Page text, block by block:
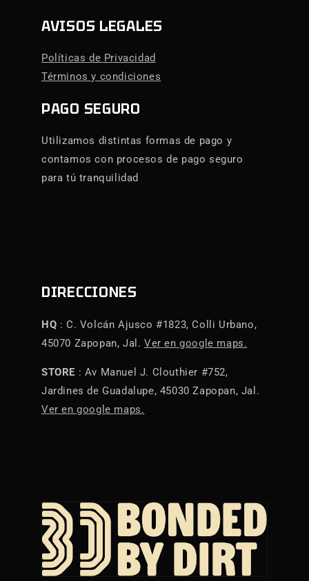
AVISOS LEGALES
Políticas de Privacidad
Términos y condiciones
PAGO SEGURO
Utilizamos distintas formas de pago y
contamos con procesos de pago seguro
para tú tranquilidad
DIRECCIONES
HQ : C. Volcán Ajusco #1823, Colli Urbano,
45070 Zapopan, Jal. Ver en google maps.
STORE : Av Manuel J. Clouthier #752,
Jardines de Guadalupe, 45030 Zapopan, Jal.
Ver en google maps.